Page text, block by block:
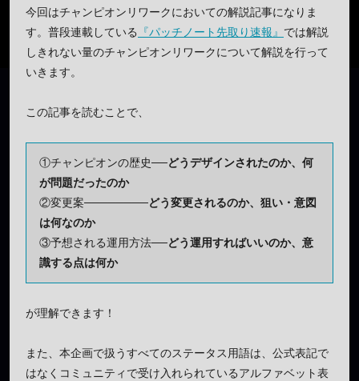
今回はチャンピオンリワークにおいての解説記事になりま
す。普段連載している
『パッチノート先取り速報』 では解説
しきれない量のチャンピオンリワークについて解説を行って
いきます。
この記事を読むことで、
①チャンピオンの歴史──どうデザインされたのか、何
が問題だったのか
②変更案────────どう変更されるのか、狙い・意図
は何なのか
③予想される運用方法──どう運用すればいいのか、意
識する点は何か
が理解できます！
また、本企画で扱うすべてのステータス用語は、公式表記で
はなくコミュニティで受け入れられているアルファベット表